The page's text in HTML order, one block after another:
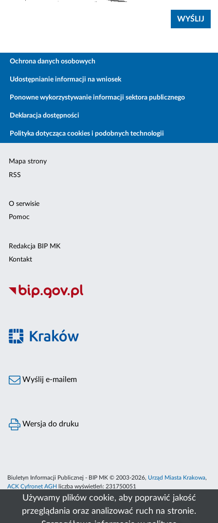
Używamy plików cookie, aby poprawić jakość
przeglądania oraz analizować ruch na stronie.
Ochrona danych osobowych
Udostępnianie informacji na wniosek
Ponowne wykorzystywanie informacji sektora publicznego
Deklaracja dostępności
Polityka dotycząca cookies i podobnych technologii
Mapa strony
RSS
O serwisie
Pomoc
Redakcja BIP MK
Kontakt
Wyślij e-mailem
Wersja do druku
Biuletyn Informacji Publicznej - BIP MK © 2003-2026, Urząd Miasta Krakowa,
ACK Cyfronet AGH
liczba wyświetleń: 231750051